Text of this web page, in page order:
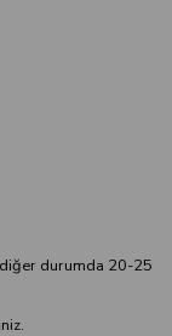
durumda 20-25